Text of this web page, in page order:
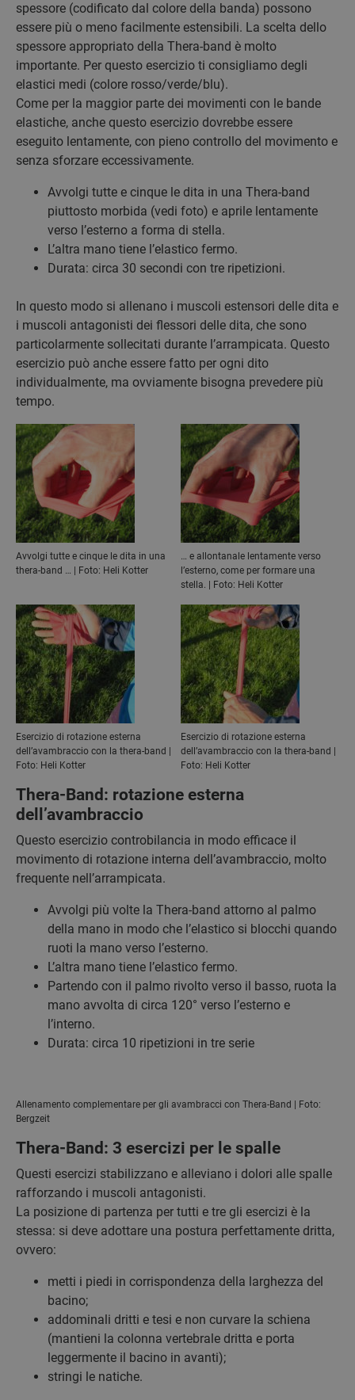
spessore (codificato dal colore della banda) possono
essere più o meno facilmente estensibili. La scelta dello
spessore appropriato della Thera-band è molto
importante. Per questo esercizio ti consigliamo degli
elastici medi (colore rosso/verde/blu).
Come per la maggior parte dei movimenti con le bande
elastiche, anche questo esercizio dovrebbe essere
eseguito lentamente, con pieno controllo del movimento e
senza sforzare eccessivamente.
Avvolgi tutte e cinque le dita in una Thera-band
piuttosto morbida (vedi foto) e aprile lentamente
verso l’esterno a forma di stella.
L’altra mano tiene l’elastico fermo.
Durata: circa 30 secondi con tre ripetizioni.
In questo modo si allenano i muscoli estensori delle dita e
i muscoli antagonisti dei flessori delle dita, che sono
particolarmente sollecitati durante l’arrampicata. Questo
esercizio può anche essere fatto per ogni dito
individualmente, ma ovviamente bisogna prevedere più
tempo.
Avvolgi tutte e cinque le dita in una
thera-band … | Foto: Heli Kotter
… e allontanale lentamente verso
l’esterno, come per formare una
stella. | Foto: Heli Kotter
Esercizio di rotazione esterna
dell’avambraccio con la thera-band |
Foto: Heli Kotter
Esercizio di rotazione esterna
dell’avambraccio con la thera-band |
Foto: Heli Kotter
Thera-Band: rotazione esterna
dell’avambraccio
Questo esercizio controbilancia in modo efficace il
movimento di rotazione interna dell’avambraccio, molto
frequente nell’arrampicata.
Avvolgi più volte la Thera-band attorno al palmo
della mano in modo che l’elastico si blocchi quando
ruoti la mano verso l’esterno.
L’altra mano tiene l’elastico fermo.
Partendo con il palmo rivolto verso il basso, ruota la
mano avvolta di circa 120° verso l’esterno e
l’interno.
Durata: circa 10 ripetizioni in tre serie
Allenamento complementare per gli avambracci con Thera-Band | Foto:
Bergzeit
Thera-Band: 3 esercizi per le spalle
Questi esercizi stabilizzano e alleviano i dolori alle spalle
rafforzando i muscoli antagonisti.
La posizione di partenza per tutti e tre gli esercizi è la
stessa: si deve adottare una postura perfettamente dritta,
ovvero:
metti i piedi in corrispondenza della larghezza del
bacino;
addominali dritti e tesi e non curvare la schiena
(mantieni la colonna vertebrale dritta e porta
leggermente il bacino in avanti);
stringi le natiche.